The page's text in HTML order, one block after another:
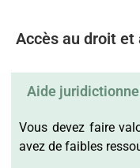
Accès au droit et
Aide
Vous devez faire
avez de faibles